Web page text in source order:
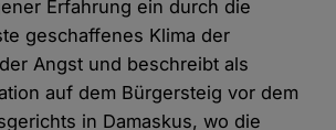
Erfahrung ein durch die
geschaffenes Klima der
Angst und beschreibt als
auf dem Bürgersteig vor dem
in Damaskus, wo die